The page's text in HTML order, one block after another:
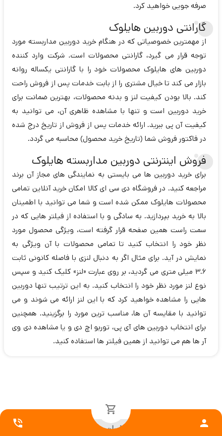
صرفه جویی خواهید کرد.
گارانتی دوربین هایلوک
از مهمترین خصوصیاتی که در هنگام خرید دوربین مداربسته مورد
توجه قرار می گیرد، گارانتی محصولات است. شرکت وارد کننده
دوربین های هایلوک محصولات خود را با گارانتی یکساله روانه
بازار می کند تا خیال مشتری را از بابت خدمات پس از فروش راحت
کند. بالا بودن کیفیت لنز و بدنه محصولات، بهترین ضمانت برای
خرید دوربین است و تنها با مشاهده ظاهری آن، می توانید به
کیفیت آن پی ببرید. ارائه خدمات پس از فروش از تاریخ درج شده
در فاکتور فروش شما (تاریخ خرید محصول) محاسبه می گردد.
فروش اینترنتی دوربین مداربسته هایلوک
برای خرید دوربین ها می بایستی به نمایندگی های مجاز آن برند
مراجعه کنید. در فروشگاه دی سی ای کالا امکان خرید آنلاین تمامی
محصولات هایلوک ممکن شده است و شما می توانید با اطمینان
بالا به خرید بپردازید. به سادگی و با استفاده از فیلتر هایی که در
سمت راست همین صفحه قرار گرفته است، ویژگی محصول مورد
نظر خود را انتخاب کنید تا تمامی محصولات با آن ویژگی به
نمایش در آید. برای مثال اگر به دنبال لنزی با فاصله کانونی ثابت
3.6 میلی متری می گردید، بر روی عبارت «لنز» کلیک کنید و سپس
نوع لنز مورد نظر خود را انتخاب کنید. به این ترتیب تنها دوربین
هایی را مشاهده خواهید کرد که با این لنز ارائه می شوند و می
توانید با مقایسه آن ها، مناسب ترین مورد را برگزینید. همچنین
برای انتخاب دوربین های آی پی، توربو اچ دی و یا مشاهده دی وی
آر ها هم می توانید از همین فیلتر ها استفاده کنید.
ارسال سریع به سراسر ایران